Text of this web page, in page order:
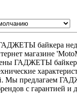
байкера
магазине
ГАДЖЕТЫ
Мы предлагаем
с гарантией и